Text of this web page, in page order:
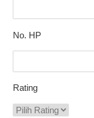
No. HP
Rating